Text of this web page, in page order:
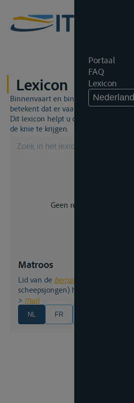
Portaal
FAQ
Lexicon
Lexicon
Binnenvaart en binnenvaartrecht is
betekent dat er vaak een specifiek
Dit lexicon helpt u om een aantal
de knie te krijgen.
Geen resultaat voor uw
Matroos
lid van de bemanning
scheepsjongen) het vak van
> man
NL FR